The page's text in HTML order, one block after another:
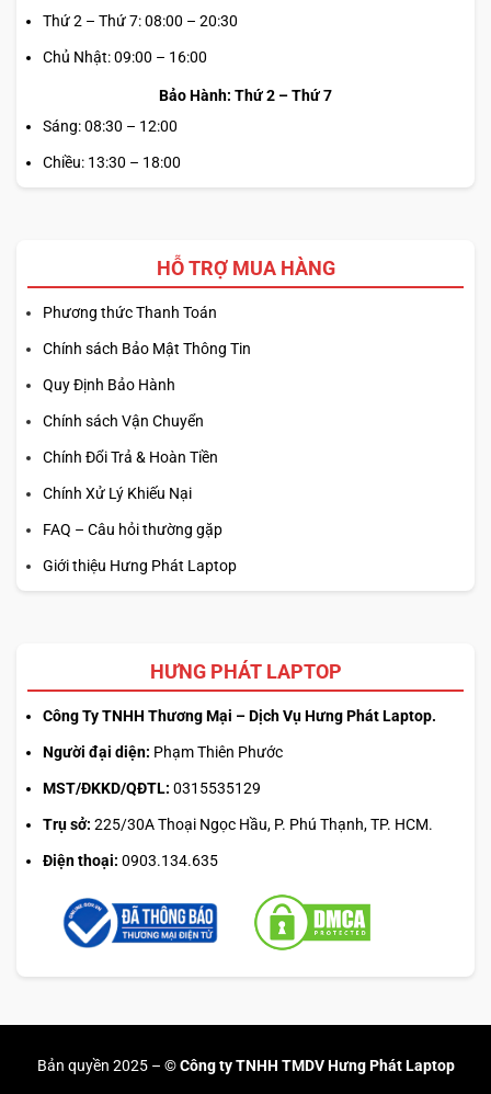
LENOVO THINKPAD P53 – MOBILE
WORKSTATION SÁNG GIÁ?
di động mạnh mẽ nhất, và có hệ thống cấu hình phù hợp
với nhiều đối tượng sử dụng nhất. Có lẽ không có một
chiếc Mobile Workstation nào có thể mạnh mẽ được như
Thứ 2 – Thứ 7: 08:00 – 20:30
Chủ Nhật: 09:00 – 16:00
Bảo Hành: Thứ 2 – Thứ 7
Sáng: 08:30 – 12:00
Chiều: 13:30 – 18:00
HỖ TRỢ MUA HÀNG
Phương thức Thanh Toán
Chính sách Bảo Mật Thông Tin
Quy Định Bảo Hành
Chính sách Vận Chuyển
Chính Đổi Trả & Hoàn Tiền
Chính Xử Lý Khiếu Nại
FAQ – Câu hỏi thường gặp
Giới thiệu Hưng Phát Laptop
HƯNG PHÁT LAPTOP
Công Ty TNHH Thương Mại – Dịch Vụ Hưng Phát Laptop.
Người đại diện: Phạm Thiên Phước
MST/ĐKKD/QĐTL: 0315535129
Trụ sở: 225/30A Thoại Ngọc Hầu, P. Phú Thạnh, TP. HCM.
Điện thoại: 0903.134.635
Bản quyền 2025 – © Công ty TNHH TMDV Hưng Phát Laptop